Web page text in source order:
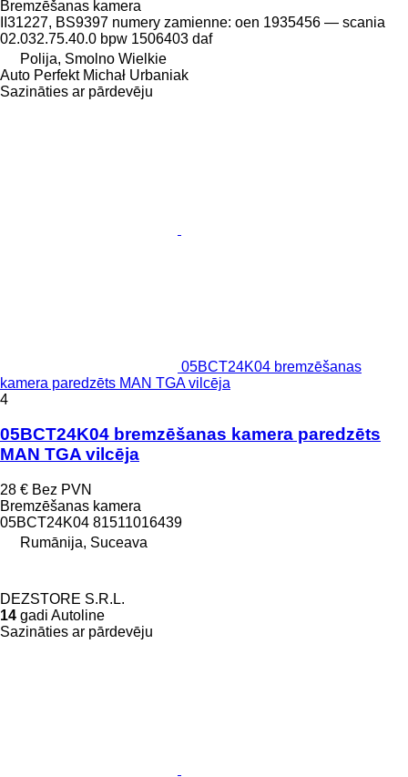
Bremzēšanas kamera
II31227, BS9397 numery zamienne: oen 1935456 — scania
02.032.75.40.0 bpw 1506403 daf
Polija, Smolno Wielkie
Auto Perfekt Michał Urbaniak
Sazināties ar pārdevēju
05BCT24K04 bremzēšanas
kamera paredzēts MAN TGA vilcēja
4
05BCT24K04 bremzēšanas kamera paredzēts
MAN TGA vilcēja
28 € Bez PVN
Bremzēšanas kamera
05BCT24K04 81511016439
Rumānija, Suceava
DEZSTORE S.R.L.
14 gadi Autoline
Sazināties ar pārdevēju